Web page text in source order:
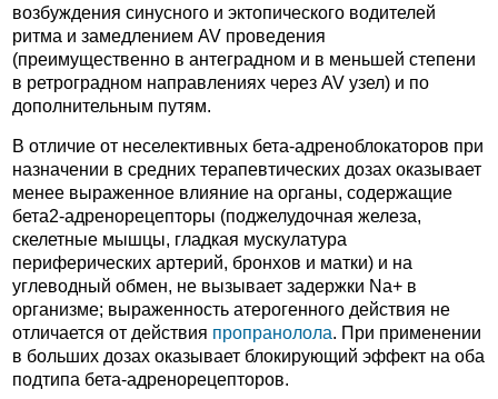
возбуждения синусного и эктопического водителей
ритма и замедлением AV проведения
(преимущественно в антеградном и в меньшей степени
в ретроградном направлениях через AV узел) и по
дополнительным путям.
В отличие от неселективных бета-адреноблокаторов при
назначении в средних терапевтических дозах оказывает
менее выраженное влияние на органы, содержащие
бета2-адренорецепторы (поджелудочная железа,
скелетные мышцы, гладкая мускулатура
периферических артерий, бронхов и матки) и на
углеводный обмен, не вызывает задержки Na+ в
организме; выраженность атерогенного действия не
отличается от действия пропранолола. При применении
в больших дозах оказывает блокирующий эффект на оба
подтипа бета-адренорецепторов.